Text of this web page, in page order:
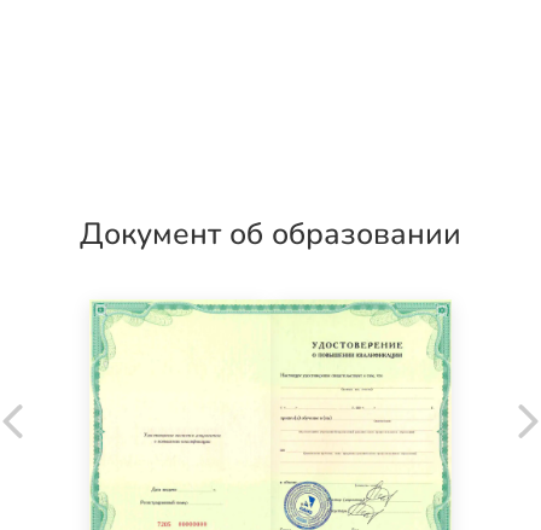
Документ об образовании